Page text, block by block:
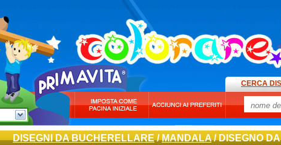
CERCA
DISEGNI DA BUCHERELLARE/MANDALA/ DISEGNO